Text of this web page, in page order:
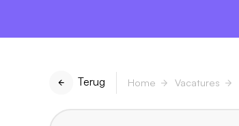
Terug Home Vacatures